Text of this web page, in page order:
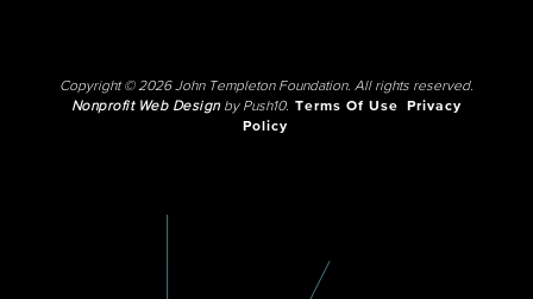
Copyright © 2026 John Templeton Foundation. All rights reserved.
Nonprofit Web Designby Push10. Terms Of Use
Privacy
Policy